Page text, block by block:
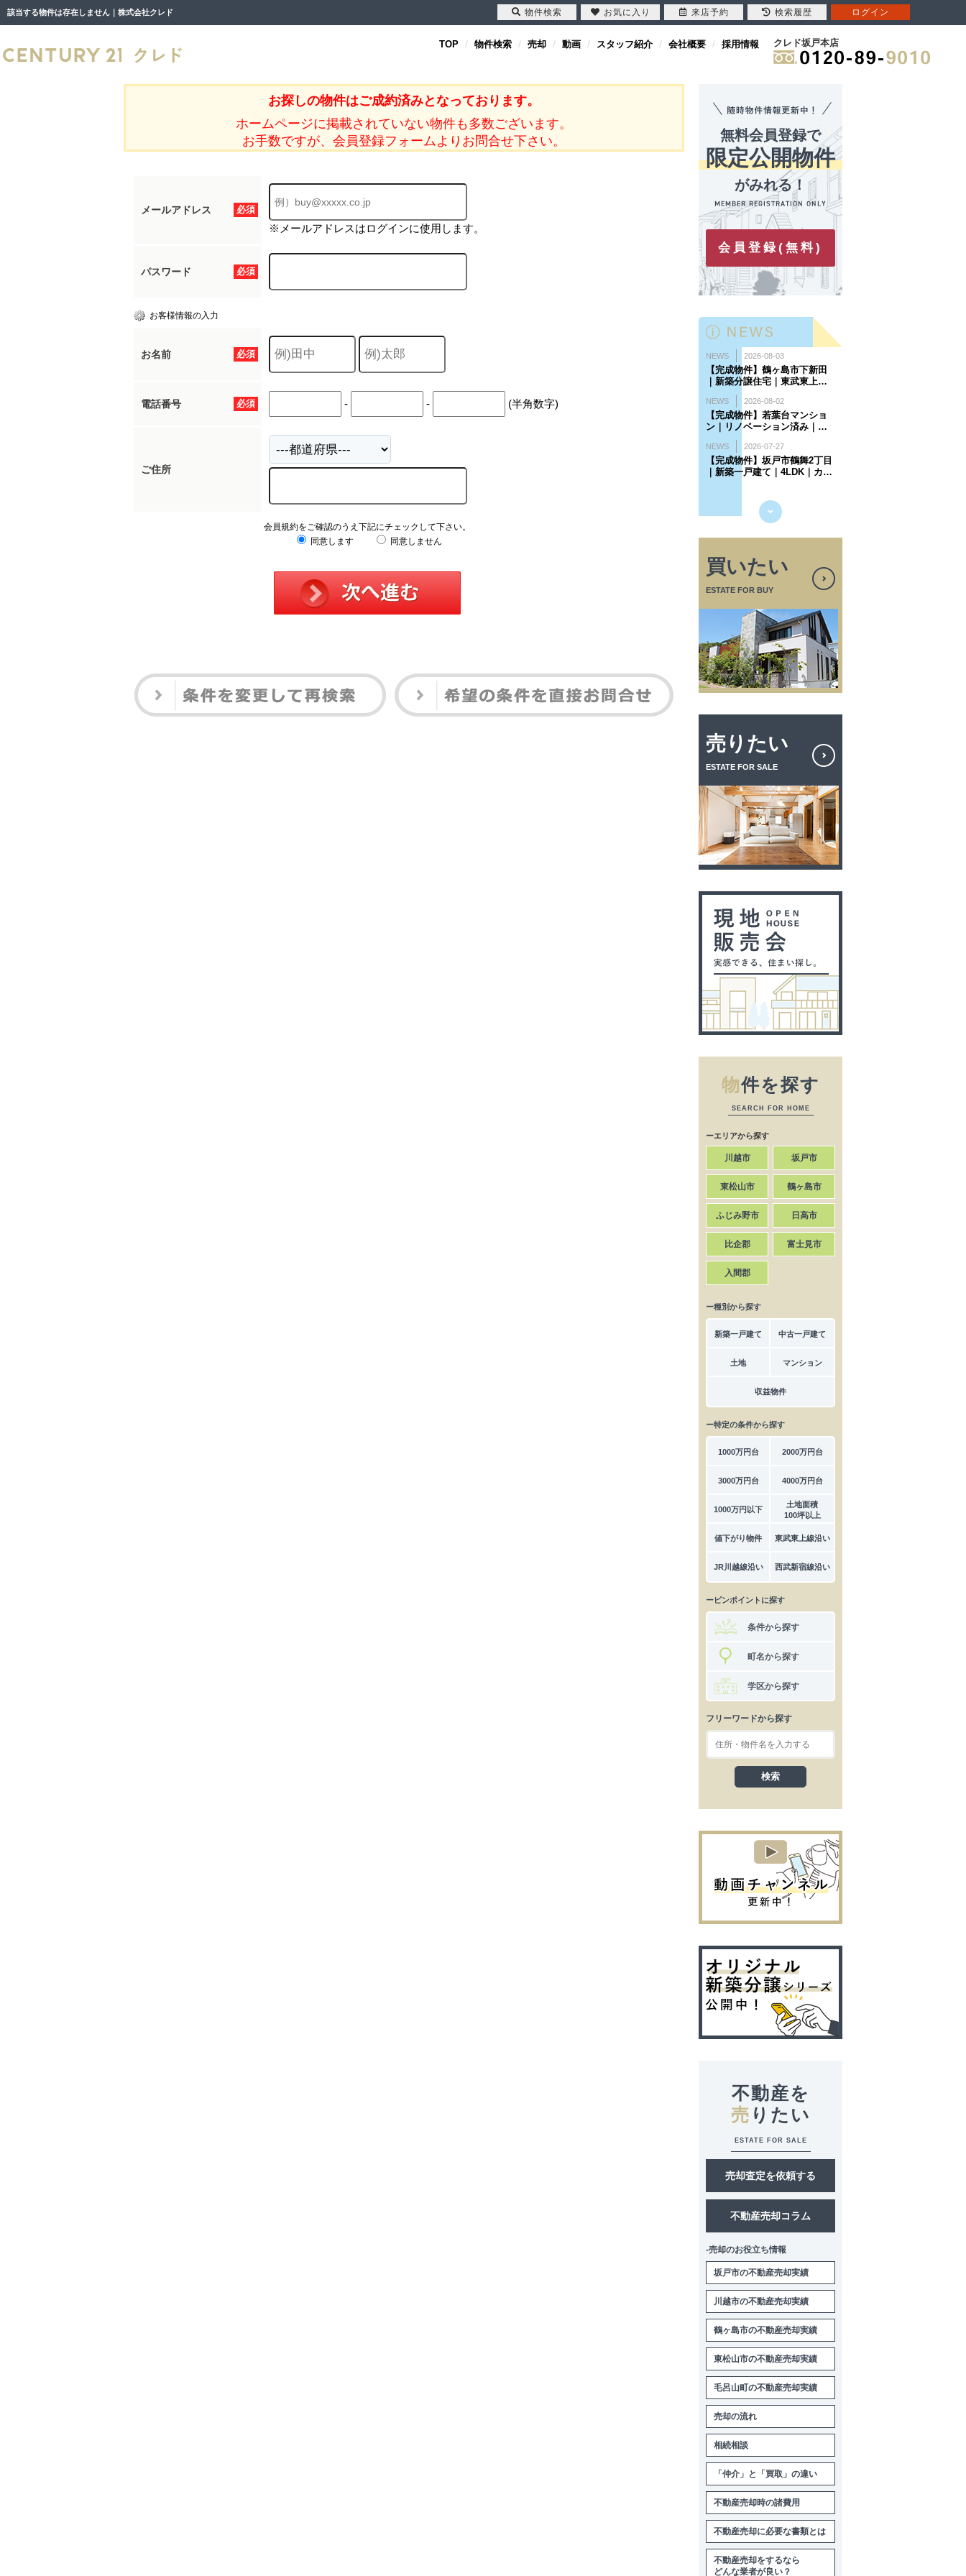
該当する物件は存在しません｜株式会社クレド
TOP 物件検索 売却 動画 スタッフ紹介 会社概要 採用情報 クレド坂戸本店
お探しの物件はご成約済みとなっております。
ホームページに掲載されていない物件も多数ございます。
お手数ですが、会員登録フォームよりお問合せ下さい。
必須
メールアドレス
※メールアドレスはログインに使用します。
必須
パスワード
お客様情報の入力
必須
お名前
必須
電話番号 - - (半角数字)
ご住所
会員規約をご確認のうえ下記にチェックして下さい。
同意します
同意しません
無料会員登録で
限定公開物件
がみれる！
会員登録(無料)
買いたい
ESTATE FOR BUY
売りたい
ESTATE FOR SALE
物件を探す
SEARCH FOR HOME
ーエリアから探す
川越市 坂戸市
東松山市 鶴ヶ島市
ふじみ野市 日高市
比企郡 富士見市
入間郡
ー種別から探す
新築一戸建て 中古一戸建て
土地 マンション
収益物件
ー特定の条件から探す
1000万円台 2000万円台
3000万円台 4000万円台
1000万円以下
土地面積
100坪以上
値下がり物件 東武東上線沿い
JR川越線沿い 西武新宿線沿い
ーピンポイントに探す
条件から探す
町名から探す
学区から探す
フリーワードから探す
不動産を
売 りたい
ESTATE FOR SALE
売却査定を依頼する
不動産売却コラム
-売却のお役立ち情報
坂戸市の不動産売却実績
川越市の不動産売却実績
鶴ヶ島市の不動産売却実績
東松山市の不動産売却実績
毛呂山町の不動産売却実績
売却の流れ
相続相談
「仲介」と「買取」の違い
不動産売却時の諸費用
不動産売却に必要な書類とは
不動産売却をするなら
どんな業者が良い？
物件検索 お気に入り 来店予約 検索履歴 ログイン